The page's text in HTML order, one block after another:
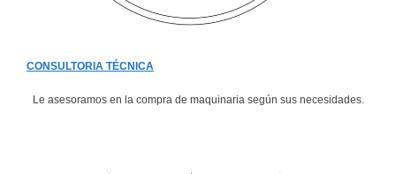
CONSULTORIA TÉCNICA
Le asesoramos en la compra de maquinaria según sus necesidades.